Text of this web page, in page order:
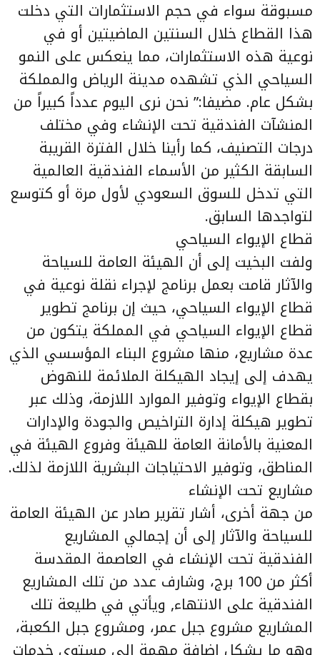
مسبوقة سواء في حجم الاستثمارات التي دخلت
هذا القطاع خلال السنتين الماضيتين أو في
نوعية هذه الاستثمارات، مما ينعكس على النمو
السياحي الذي تشهده مدينة الرياض والمملكة
بشكل عام. مضيفا:” نحن نرى اليوم عدداً كبيراً من
المنشآت الفندقية تحت الإنشاء وفي مختلف
درجات التصنيف، كما رأينا خلال الفترة القريبة
السابقة الكثير من الأسماء الفندقية العالمية
التي تدخل للسوق السعودي لأول مرة أو كتوسع
لتواجدها السابق.
قطاع الإيواء السياحي
ولفت البخيت إلى أن الهيئة العامة للسياحة
والآثار قامت بعمل برنامج لإجراء نقلة نوعية في
قطاع الإيواء السياحي، حيث إن برنامج تطوير
قطاع الإيواء السياحي في المملكة يتكون من
عدة مشاريع، منها مشروع البناء المؤسسي الذي
يهدف إلى إيجاد الهيكلة الملائمة للنهوض
بقطاع الإيواء وتوفير الموارد اللازمة، وذلك عبر
تطوير هيكلة إدارة التراخيص والجودة والإدارات
المعنية بالأمانة العامة للهيئة وفروع الهيئة في
المناطق، وتوفير الاحتياجات البشرية اللازمة لذلك.
مشاريع تحت الإنشاء
من جهة أخرى، أشار تقرير صادر عن الهيئة العامة
للسياحة والآثار إلى أن إجمالي المشاريع
الفندقية تحت الإنشاء في العاصمة المقدسة
أكثر من 100 برج، وشارف عدد من تلك المشاريع
الفندقية على الانتهاء, ويأتي في طليعة تلك
المشاريع مشروع جبل عمر، ومشروع جبل الكعبة،